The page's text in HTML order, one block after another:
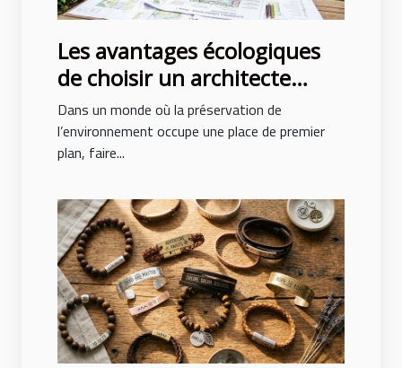
Les avantages écologiques
de choisir un architecte
paysagiste professionnel
Dans un monde où la préservation de
l’environnement occupe une place de premier
plan, faire...